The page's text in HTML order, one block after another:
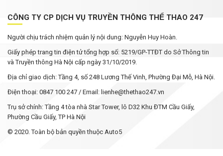
CÔNG TY CP DỊCH VỤ TRUYỀN THÔNG THỂ THAO 247
Người chịu trách nhiệm quản lý nội dung: Nguyễn Huy Hoàn.
Giấy phép trang tin điện tử tổng hợp số: 5219/GP-TTĐT do Sở Thông tin
và Truyền thông Hà Nội cấp ngày 31/10/2019.
Địa chỉ giao dịch: Tầng 4, số 248 Lương Thế Vinh, Phường Đại Mỗ, Hà Nội.
Điện thoại: 0847 100 247 / Email: lienhe@thethao247.vn
Trụ sở chính: Tầng 4 tòa nhà Star Tower, lô D32 Khu ĐTM Cầu Giấy,
Phường Cầu Giấy, TP Hà Nội
© 2020. Toàn bộ bản quyền thuộc Auto5